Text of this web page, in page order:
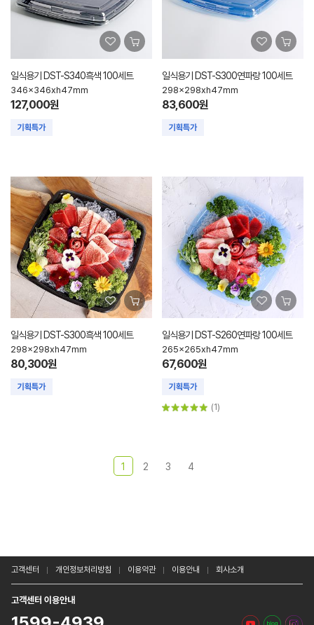
일식용기 DST-S340흑색 100세트
346x346xh47mm
127,000원
일식용기 DST-S300연파랑 100세트
298x298xh47mm
83,600원
일식용기 DST-S300흑색 100세트
298x298xh47mm
80,300원
일식용기 DST-S260연파랑 100세트
265x265xh47mm
67,600원
(1)
1 2 3 4
고객센터 개인정보처리방침 이용약관 이용안내 회사소개
고객센터 이용안내